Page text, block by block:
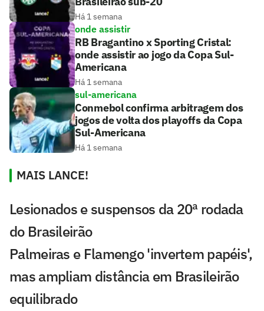
Há 1 semana
onde assistir
RB Bragantino x Sporting Cristal:
onde assistir ao jogo da Copa Sul-
Americana
Há 1 semana
sul-americana
Conmebol confirma arbitragem dos
jogos de volta dos playoffs da Copa
Sul-Americana
Há 1 semana
MAIS LANCE!
Lesionados e suspensos da 20ª rodada
do Brasileirão
Palmeiras e Flamengo 'invertem papéis',
mas ampliam distância em Brasileirão
equilibrado